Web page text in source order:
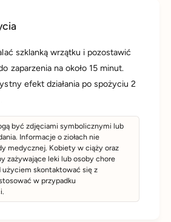
szklanką wrzątku i pozostawić
zaparzenia na około 15 minut.
efekt działania po spożyciu 2
być zdjęciami symbolicznymi lub
Informacje o ziołach nie
medycznej. Kobiety w ciąży oraz
zażywające leki lub osoby chore
użyciem skontaktować się z
w przypadku